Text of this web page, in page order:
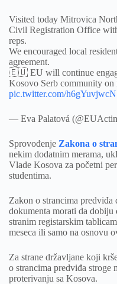
Visited today Mitrovica
Civil Registration
reps.
We encouraged local
agreement.
🇪🇺 EU will continue
Kosovo Serb community on
pic.twitter.com/h6gYuvjwcN
— Eva Palatová
Sprovođenje Zakona o
nekim dodatnim merama,
Vlade Kosova za početni
studentima.
Zakon o strancima predviđa
dokumenta morati da
stranim registarskim
meseca ili samo na osnovu
Za strane državljane koji
o strancima predviđa stroge
proterivanju sa Kosova.